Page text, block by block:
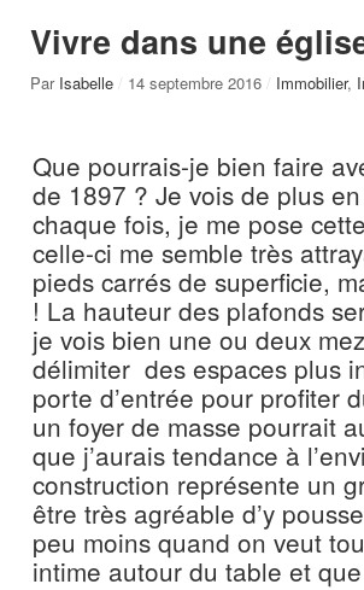
Vivre dans une
Par Isabelle / 14 septembre 2016 / Immobilier,
Que pourrais-je bien faire
de 1897 ? Je vois de plus
chaque fois, je me pose
celle-ci me semble très
pieds carrés de superficie,
! La hauteur des plafonds
je vois bien une ou deux
délimiter des espaces plus
porte d’entrée pour profiter
un foyer de masse pourrait
que j’aurais tendance à
construction représente un
être très agréable d’y
peu moins quand on veut
intime autour du table et que